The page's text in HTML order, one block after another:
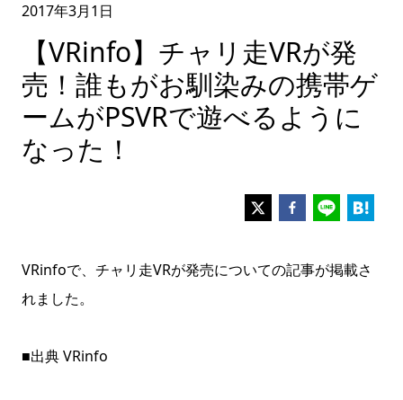
2017年3月1 日
【VRinfo】チャリ走VRが発
売！誰もがお馴染みの携帯ゲ
ームがPSVRで遊べるように
なった！
VRinfoで、チャリ走VRが発売についての記事が掲載さ
れました。
■出典 VRinfo